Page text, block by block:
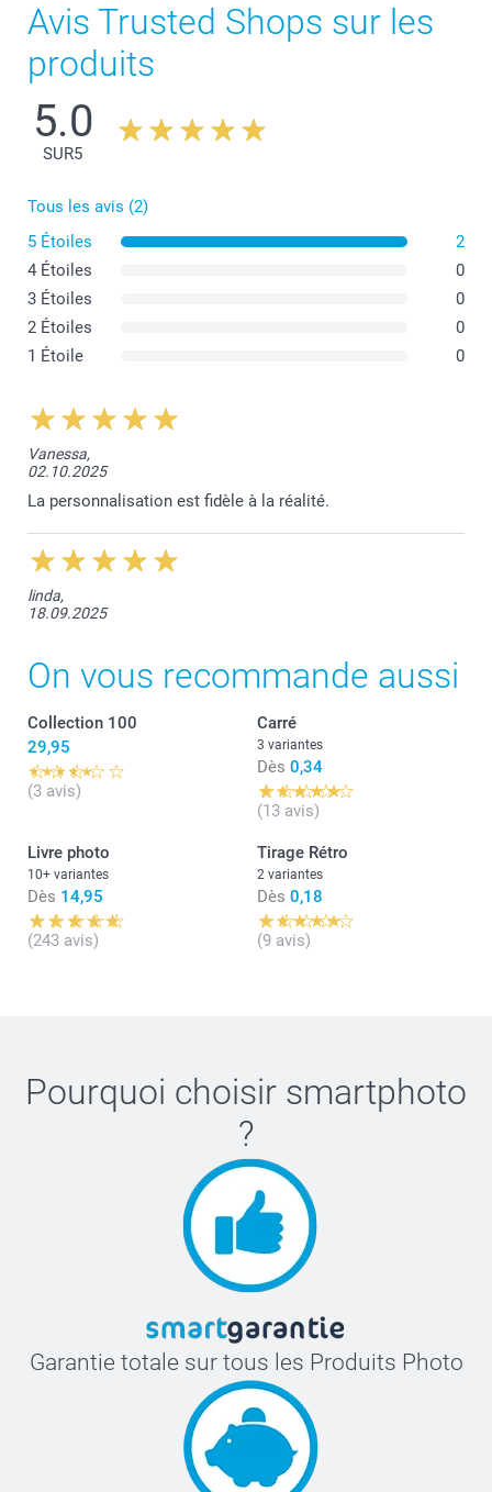
Avis Trusted Shops sur les
produits
5.0
SUR5
Tous les avis (2)
5 Étoiles
2
4 Étoiles
0
3 Étoiles
0
2 Étoiles
0
1 Étoile
0
Vanessa,
02.10.2025
La personnalisation est fidèle à la réalité.
linda,
18.09.2025
On vous recommande aussi
Collection 100
29,95
(3 avis)
Carré
3 variantes
Dès 0,34
(13 avis)
Livre photo
10+ variantes
Dès 14,95
(243 avis)
Tirage Rétro
2 variantes
Dès 0,18
(9 avis)
Pourquoi choisir smartphoto
?
Garantie totale sur tous les Produits Photo